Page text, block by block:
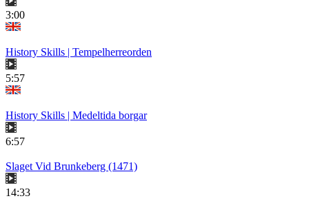
3:00
History Skills | Tempelherreorden
5:57
History Skills | Medeltida borgar
6:57
Slaget Vid Brunkeberg (1471)
14:33